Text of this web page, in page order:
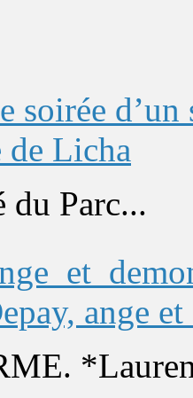
soirée
Licha
du Parc...
ange et